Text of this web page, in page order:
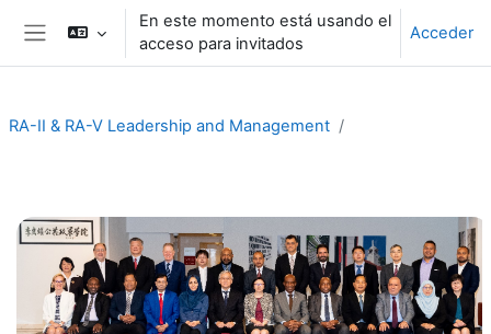
Salta al contenido principal
Panel lateral
En este momento está usando el
acceso para invitados
Acceder
RA-II & RA-V Leadership and Management
Perfilado de sección